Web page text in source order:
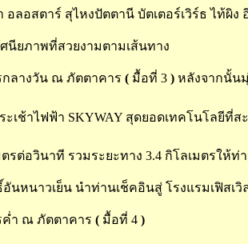
อลอสตาร์ สุไหงปัตตานี บัตเตอร์เวิร์ธ ไท้ผิ
นียภาพที่สวยงามตามเส้นทาง
ลางวัน ณ ภัตตาคาร ( มื้อที่ 3 ) หลังจากนั้น
ะเช้าไฟฟ้า SKYWAY สุดยอดเทคโนโลยีที่
ตรต่อวินาที รวมระยะทาง 3.4 กิโลเมตรใ
นหนาวเย็น นำท่านเช็คอินสู่ โรงแรมเฟิสเวิ
ค่ำ ณ ภัตตาคาร ( มื้อที่ 4 )